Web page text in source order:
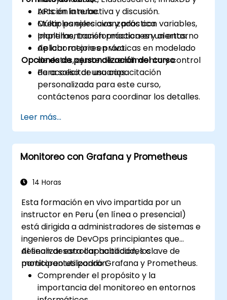
APIs en la nube.
Crear paneles avanzados con variables,
plantillas, transformaciones y alertas.
Aplicar mejores prácticas en modelado
de datos, ajuste de rendimiento y control
de acceso de usuarios.
Lección interactiva y discusión.
Múltiples ejercicios y práctica.
Implementación práctica en un entorno
de laboratorio en vivo.
Opciones de personalización del curso
Para solicitar una capacitación
personalizada para este curso,
contáctenos para coordinar los detalles.
Leer más...
Monitoreo con Grafana y Prometheus
14 Horas
Esta formación en vivo impartida por un
instructor en Peru (en línea o presencial)
está dirigida a administradores de sistemas e
ingenieros de DevOps principiantes que
desean desarrollar habilidades clave de
monitoreo utilizando Grafana y Prometheus.
Al finalizar esta capacitación, los
participantes podrán:
Comprender el propósito y la
importancia del monitoreo en entornos